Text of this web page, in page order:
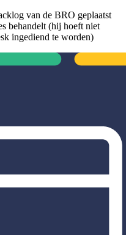
van de BRO geplaatst
behandelt (hij hoeft niet
ingediend te worden)